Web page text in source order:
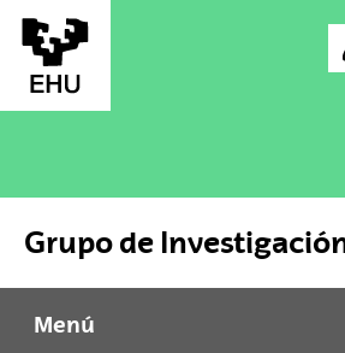
Saltar al contenido principal
Grupo de
Grupo de Investigación
Menú